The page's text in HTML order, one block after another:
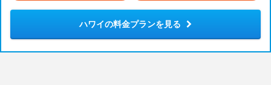
ハワイの料金プランを見る